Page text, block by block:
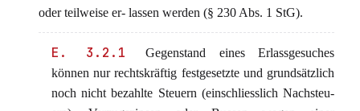
oder teilweise er- lassen werden (§ 230 Abs. 1 StG).
E. 3.2.1
Gegenstand eines Erlassgesuches
können nur rechtskräftig festgesetzte und grundsätzlich
noch nicht bezahlte Steuern (einschliesslich Nachsteu-